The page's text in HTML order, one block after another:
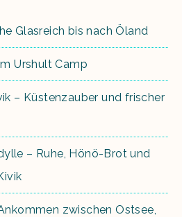
Glasreich bis nach Öland
Urshult Camp
– Küstenzauber und frischer
– Ruhe, Hönö-Brot und
zwischen Ostsee,